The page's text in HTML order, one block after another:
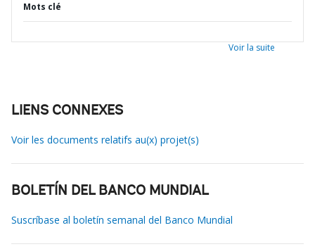
Mots clé
Voir la suite
LIENS CONNEXES
Voir les documents relatifs au(x) projet(s)
BOLETÍN DEL BANCO MUNDIAL
Suscríbase al boletín semanal del Banco Mundial